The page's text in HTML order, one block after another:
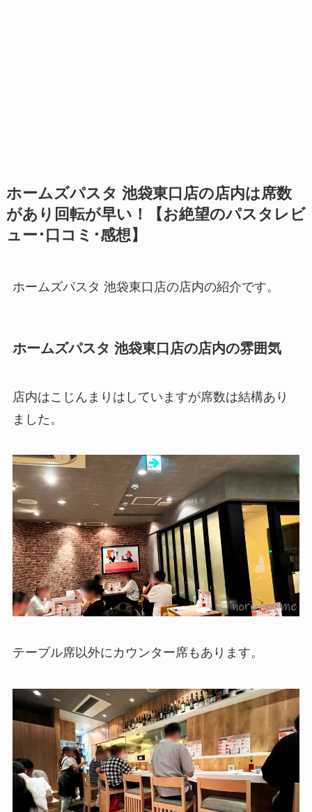
ホームズパスタ 池袋東口店の店内は席数
があり回転が早い！【お絶望のパスタレビ
ュー･口コミ･感想】
ホームズパスタ 池袋東口店の店内の紹介です。
ホームズパスタ 池袋東口店の店内の雰囲気
店内はこじんまりはしていますが席数は結構あり
ました。
テーブル席以外にカウンター席もあります。